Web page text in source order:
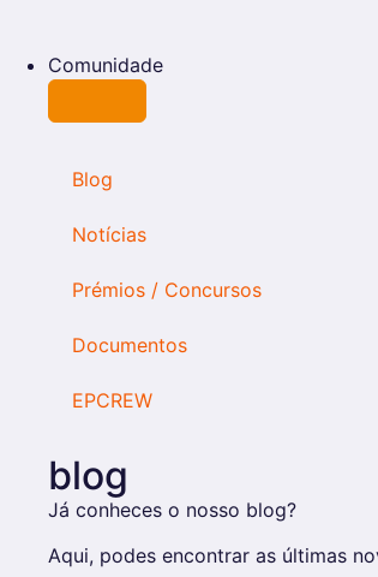
Comunidade
Blog
Notícias
Prémios / Concursos
Documentos
EPCREW
blog
Já conheces o nosso blog?
Aqui, podes encontrar as últimas